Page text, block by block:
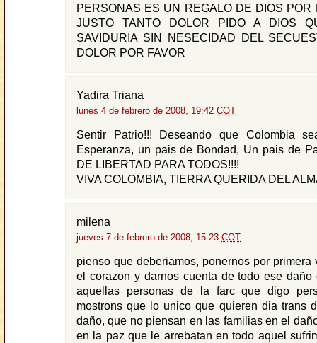
PERSONAS ES UN REGALO DE DIOS POR
JUSTO TANTO DOLOR PIDO A DIOS
SAVIDURIA SIN NESECIDAD DEL
DOLOR POR FAVOR
Yadira Triana
lunes 4 de febrero de 2008, 19:42 COT
Sentir Patrio!!! Deseando que Colombia
Esperanza, un pais de Bondad, Un pais de
DE LIBERTAD PARA TODOS!!!!
VIVA COLOMBIA, TIERRA QUERIDA DEL
milena
jueves 7 de febrero de 2008, 15:23 COT
pienso que deberiamos, ponernos por primera
el corazon y darnos cuenta de todo ese daño
aquellas personas de la farc que digo
mostrons que lo unico que quieren dia trans
daño, que no piensan en las familias en el
en la paz que le arrebatan en todo aquel